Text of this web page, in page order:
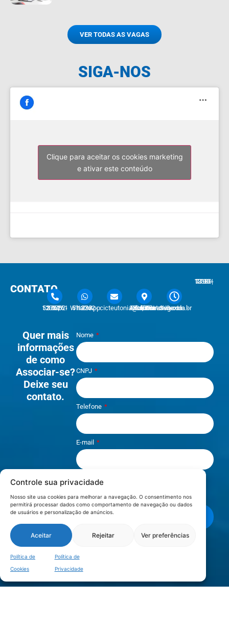
Controle sua privacidade
Nosso site usa cookies para melhorar a navegação. O consentimento nos
permitirá processar dados como comportamento de navegação ou dados
de usuários e personalização de anúncios.
Aceitar Rejeitar Ver preferências
Política de
Cookies
Política de
Privacidade
VER TODAS AS VAGAS
SIGA-NOS
Clique para aceitar os cookies marketing
e ativar este conteúdo
CONTATO
51 3762-1233 | 51 3762-1030 51 3762-1233 WhatsAppcicteutonia@cicteutonia.com.br
Rua Um Sul, 77 - Centro Administrativo Teutônia - RS Segunda - Sexta
7:30 - 12:00 | 13:30 - 17:30
Quer mais
informações
de como
Associar-se?
Deixe seu
contato.
Nome
CNPJ
Telefone
E-mail
Li e aceito os termos de
Privacidade.
LOCALIZAÇÃO